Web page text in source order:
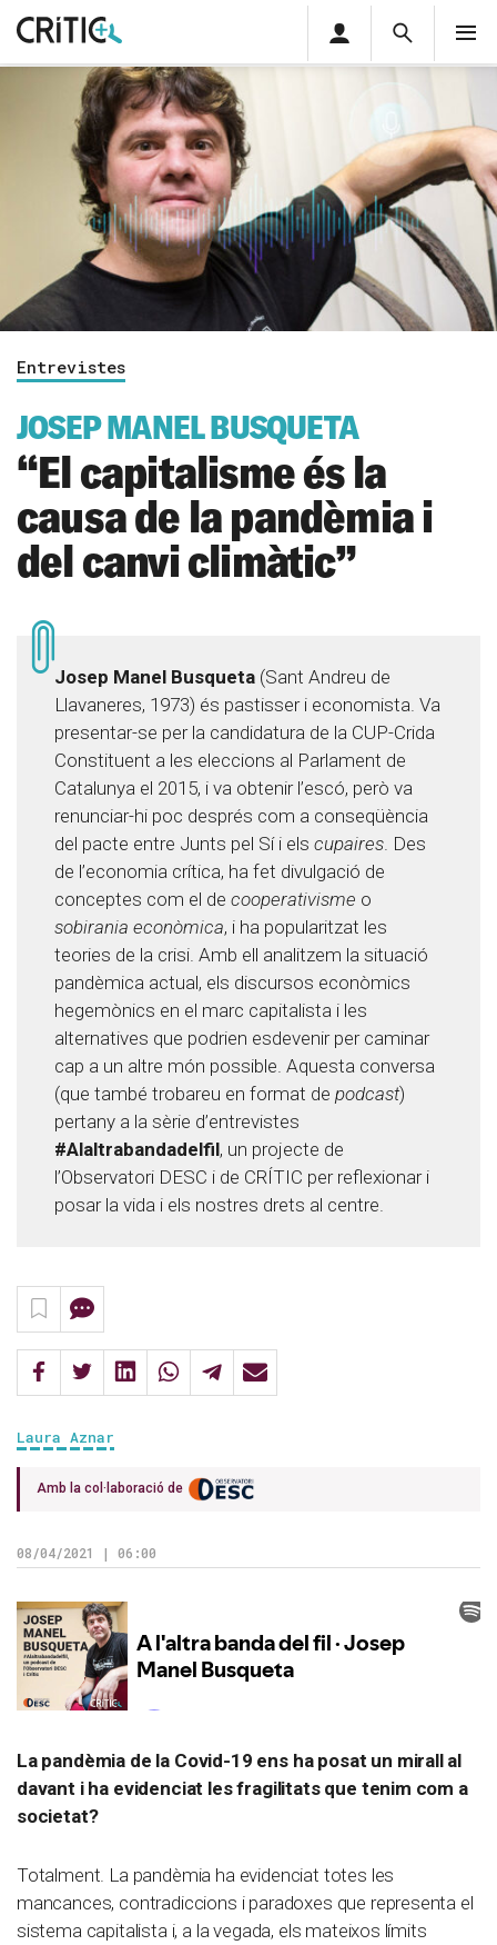
Cerca
Cerca
privada
Subscriu-t'hi
Inicia sessió
Entrevistes
JOSEP MANEL BUSQUETA
“El capitalisme és la
causa de la pandèmia i
del canvi climàtic”
Josep Manel Busqueta (Sant Andreu de
Llavaneres, 1973) és pastisser i economista. Va
presentar-se per la candidatura de la CUP-Crida
Constituent a les eleccions al Parlament de
Catalunya el 2015, i va obtenir l’escó, però va
renunciar-hi poc després com a conseqüència
del pacte entre Junts pel Sí i els cupaires. Des
de l’economia crítica, ha fet divulgació de
conceptes com el de cooperativisme o
sobirania econòmica, i ha popularitzat les
teories de la crisi. Amb ell analitzem la situació
pandèmica actual, els discursos econòmics
hegemònics en el marc capitalista i les
alternatives que podrien esdevenir per caminar
cap a un altre món possible. Aquesta conversa
(que també trobareu en format de podcast)
pertany a la sèrie d’entrevistes
#Alaltrabandadelfil, un projecte de
l’Observatori DESC i de CRÍTIC per reflexionar i
posar la vida i els nostres drets al centre.
Laura Aznar
Amb la col·laboració de
08/04/2021 | 06:00
La pandèmia de la Covid-19 ens ha posat un mirall al
davant i ha evidenciat les fragilitats que tenim com a
societat?
Totalment. La pandèmia ha evidenciat totes les
mancances, contradiccions i paradoxes que representa el
sistema capitalista i, a la vegada, els mateixos límits